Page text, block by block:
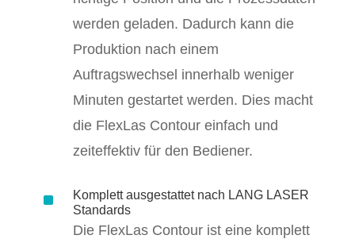
werden geladen. Dadurch kann die
Produktion nach einem
Auftragswechsel innerhalb weniger
Minuten gestartet werden. Dies macht
die FlexLas Contour einfach und
zeiteffektiv für den Bediener.
^
Komplett ausgestattet nach LANG LASER
Standards
Die FlexLas Contour ist eine komplett